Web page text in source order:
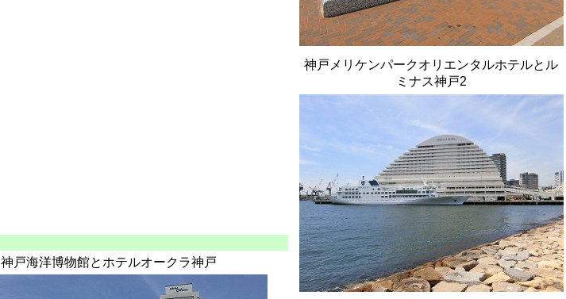
神戸海洋博物館とホテルオークラ神戸
神戸メリケンパークオリエンタルホテルとル
ミナス神戸2